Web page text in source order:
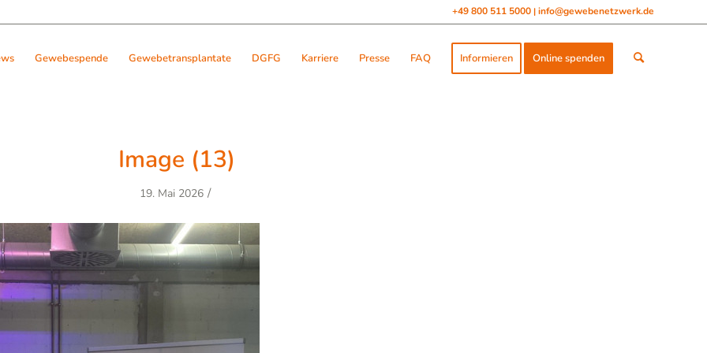
+49 800 511 5000 | info@gewebenetzwerk.de
Gewebespende Gewebetransplantate DGFG Karriere Presse FAQ Informieren Online spenden
Image (13)
19. Mai 2026 /